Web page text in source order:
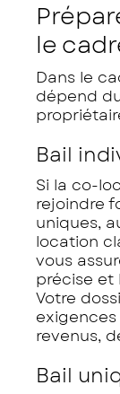
le
Dans le
dépend
Bail
Si la co-
rejoindre
uniques,
location
vous
précise et
Votre
revenus,
Bail